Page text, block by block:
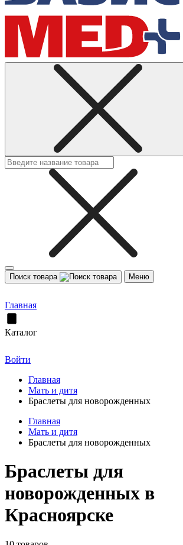
Поиск товара Меню
Главная
Каталог
Войти
Главная
Мать и дитя
Браслеты для новорожденных
Главная
Мать и дитя
Браслеты для новорожденных
Браслеты для
новорожденных в
Красноярске